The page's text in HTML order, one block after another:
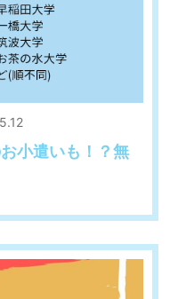
小遣いも！？無